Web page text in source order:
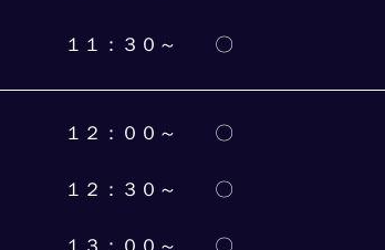
１１：３０～　　〇
１２：００～　　〇
１２：３０～　　〇